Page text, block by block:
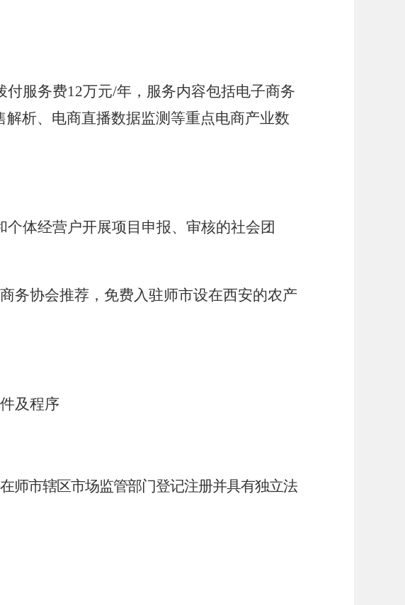
付服务费12万元/年， 服务内容包括电子商务
析、电商直播数据监测等重点电商产业数
体经营户开展项目申报、审核的社会团
务协会推荐，免费入驻师市设在西安的农产
及程序
师市辖区市场监管部门登记注册并具有独立法